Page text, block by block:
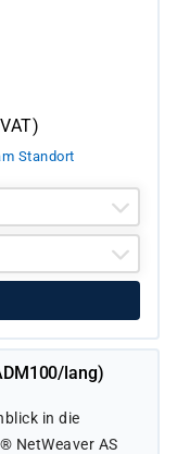
VAT)
Standort
lang)
in die
NetWeaver AS